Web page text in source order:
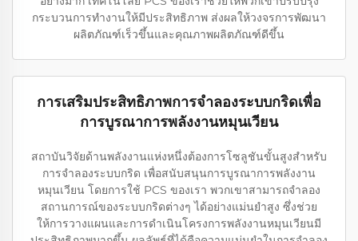
กระบวนการทำงานให้มีประสิทธิภาพ ส่งผลให้วงจรการพัฒนา
ผลิตภัณฑ์เร็วขึ้นและคุณภาพผลิตภัณฑ์ดีขึ้น
การเสริมประสิทธิภาพการจำลองระบบกริดเพื่อ
การบูรณาการพลังงานหมุนเวียน
สถาบันวิจัยด้านพลังงานแห่งหนึ่งต้องการโซลูชันขั้นสูงสำหรับ
การจำลองระบบกริด เพื่อสนับสนุนการบูรณาการพลังงาน
หมุนเวียน โดยการใช้ PCS ของเรา พวกเขาสามารถจำลอง
สถานการณ์ของระบบกริดต่างๆ ได้อย่างแม่นยำสูง ซึ่งช่วย
ให้การวางแผนและการดำเนินโครงการพลังงานหมุนเวียนมี